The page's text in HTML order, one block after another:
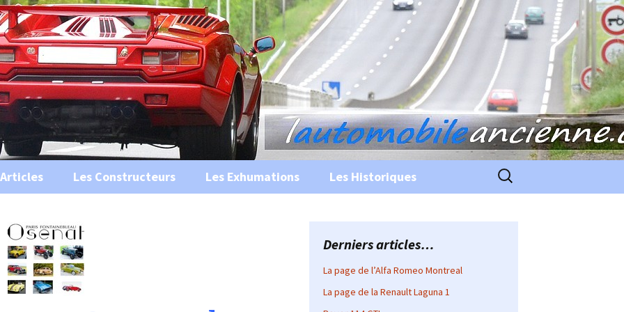
Ancienne
historiques …
évènements
musées
Les Constructeurs Les Exhumations Les Historiques Rechercher :
Derniers articles…
La page de l’Alfa Romeo Montreal
La page de la Renault Laguna 1